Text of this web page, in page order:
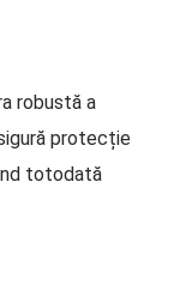
robustă a
protecție
totodată